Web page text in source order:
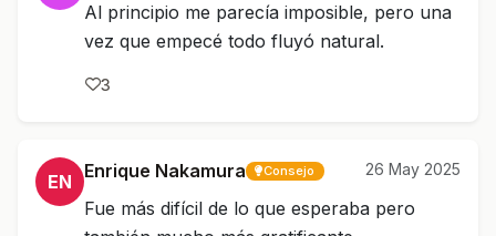
Al principio me parecía imposible, pero una
vez que empecé todo fluyó natural.
3
EN Enrique Nakamura Consejo 26 May 2025
Fue más difícil de lo que esperaba pero